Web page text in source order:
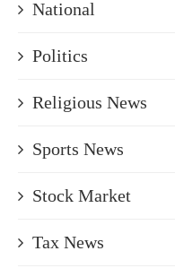
National
Politics
Religious News
Sports News
Stock Market
Tax News